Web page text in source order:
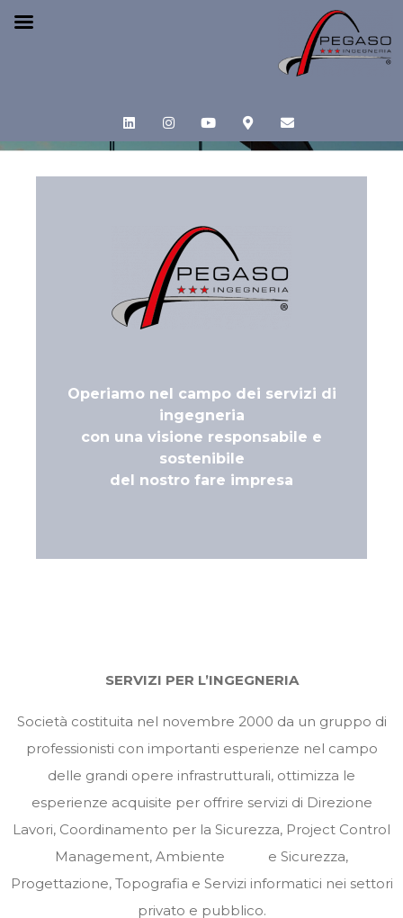
Operiamo nel campo dei servizi di
ingegneria
con una visione responsabile e
sostenibile
del nostro fare impresa
SERVIZI PER L’INGEGNERIA
Società costituita nel novembre 2000 da un gruppo di
professionisti con importanti esperienze nel campo
delle grandi opere infrastrutturali, ottimizza le
esperienze acquisite per offrire servizi di Direzione
Lavori, Coordinamento per la Sicurezza, Project Control
Management, Ambiente e Sicurezza,
Progettazione, Topografia e Servizi informatici nei settori
privato e pubblico.